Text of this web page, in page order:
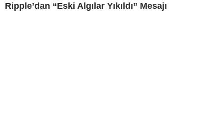
Ripple’dan “Eski Algılar Yıkıldı” Mesajı